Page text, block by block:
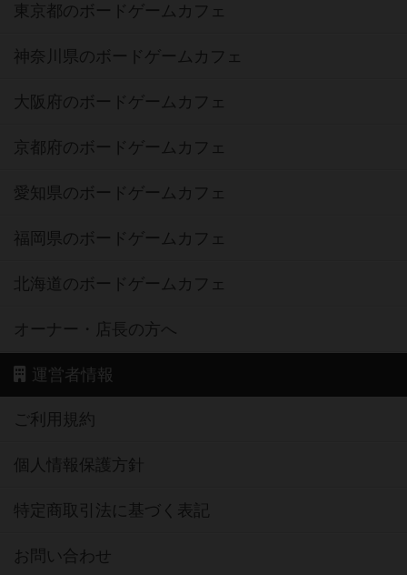
東京都のボードゲームカフェ
神奈川県のボードゲームカフェ
大阪府のボードゲームカフェ
京都府のボードゲームカフェ
愛知県のボードゲームカフェ
福岡県のボードゲームカフェ
北海道のボードゲームカフェ
オーナー・店長の方へ
運営者情報
ご利用規約
個人情報保護方針
特定商取引法に基づく表記
お問い合わせ